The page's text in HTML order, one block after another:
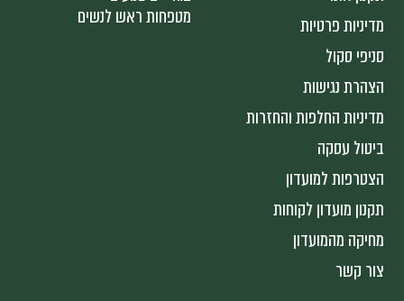
מדיניות פרטיות
סניפי סקול
הצהרת נגישות
מדיניות החלפות והחזרות
ביטול עסקה
הצטרפות למועדון
תקנון מועדון לקוחות
מחיקה מהמועדון
צור קשר
מטפחות ראש לנשים